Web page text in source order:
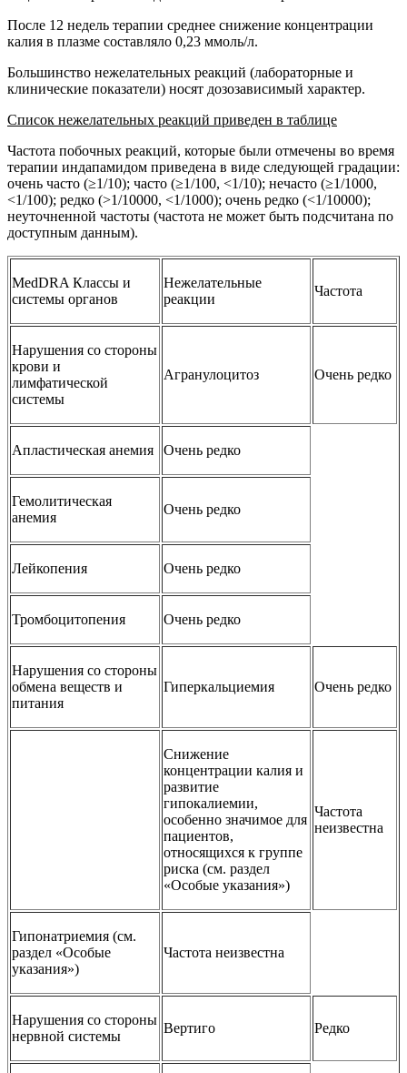
После 12 недель терапии среднее снижение концентрации
калия в плазме составляло 0,23 ммоль/л.
Большинство нежелательных реакций (лабораторные и
клинические показатели) носят дозозависимый характер.
Список нежелательных реакций приведен в таблице
Частота побочных реакций, которые были отмечены во время
терапии индапамидом приведена в виде следующей градации:
очень часто (≥1/10); часто (≥1/100, <1/10); нечасто (≥1/1000,
<1/100); редко (>1/10000, <1/1000); очень редко (<1/10000);
неуточненной частоты (частота не может быть подсчитана по
доступным данным).
MedDRA Классы и
системы органов
Нежелательные
реакции
Частота
Нарушения со стороны
крови и
лимфатической
системы
Агранулоцитоз Очень редко
Апластическая анемия Очень редко
Гемолитическая
анемия
Очень редко
Лейкопения Очень редко
Тромбоцитопения Очень редко
Нарушения со стороны
обмена веществ и
питания
Гиперкальциемия Очень редко
Снижение
концентрации калия и
развитие
гипокалиемии,
особенно значимое для
пациентов,
относящихся к группе
риска (см. раздел
«Особые указания»)
Частота
неизвестна
Гипонатриемия (см.
раздел «Особые
указания»)
Частота неизвестна
Нарушения со стороны
нервной системы
Вертиго Редко